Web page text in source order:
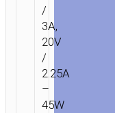
/
3A,
20V
/
2.25A
–
45W